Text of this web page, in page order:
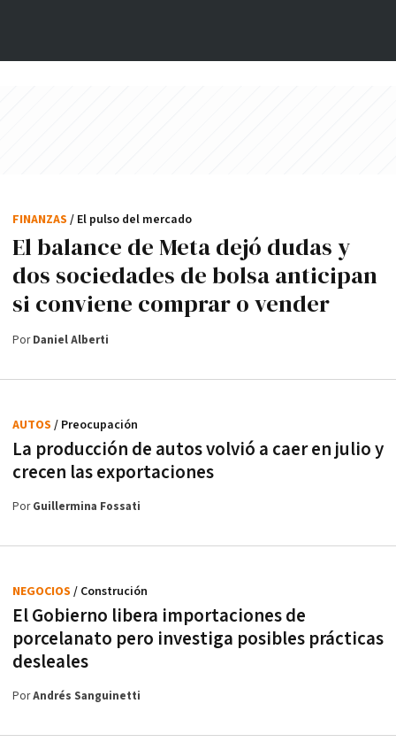
El balance de Meta dejó dudas y
dos sociedades de bolsa anticipan
si conviene comprar o vender
FINANZAS / El pulso del mercado
PorDaniel Alberti
La producción de autos volvió a caer en julio y
crecen las exportaciones
AUTOS / Preocupación
PorGuillermina Fossati
El Gobierno libera importaciones de
porcelanato pero investiga posibles prácticas
desleales
NEGOCIOS / Construción
PorAndrés Sanguinetti